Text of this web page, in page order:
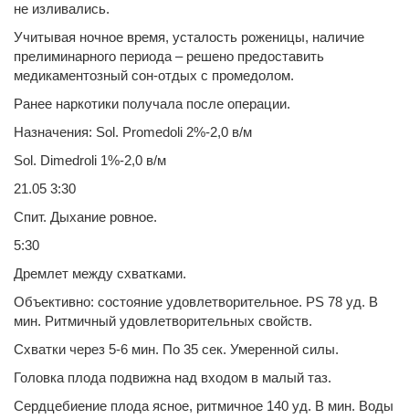
не изливались.
Учитывая ночное время, усталость роженицы, наличие
прелиминарного периода – решено предоставить
медикаментозный сон-отдых с промедолом.
Ранее наркотики получала после операции.
Назначения: Sol. Promedoli 2%-2,0 в/м
Sol. Dimedroli 1%-2,0 в/м
21.05 3:30
Спит. Дыхание ровное.
5:30
Дремлет между схватками.
Объективно: состояние удовлетворительное. PS 78 уд. В
мин. Ритмичный удовлетворительных свойств.
Схватки через 5-6 мин. По 35 сек. Умеренной силы.
Головка плода подвижна над входом в малый таз.
Сердцебиение плода ясное, ритмичное 140 уд. В мин. Воды